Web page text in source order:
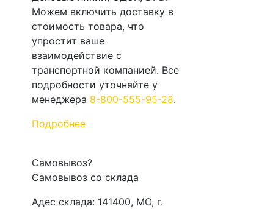
Можем включить доставку в
стоимость товара, что
упростит ваше
взаимодействие с
транспортной компанией. Все
подробности уточняйте у
менеджера 8-800-555-95-28.
Подробнее
Самовывоз?
Самовывоз со склада
Адес склада: 141400, МО, г.